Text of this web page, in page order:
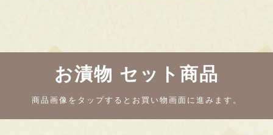
お漬物 セット商品
商品画像を タップするとお買い物画面に進みます。